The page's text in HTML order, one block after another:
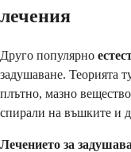
лечения
Друго популярно
задушаване. Теорията
плътно, мазно
спирали на въшките и
Лечението за